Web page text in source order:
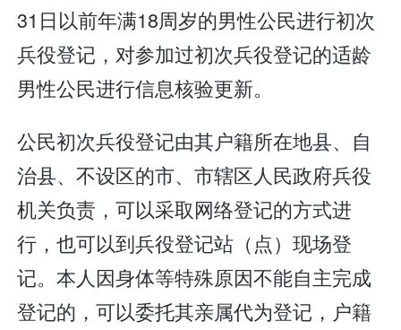
31日以前年满18周岁的男性公民进行初次
兵役登记，对参加过初次兵役登记的适龄
男性公民进行信息核验更新。
公民初次兵役登记由其户籍所在地县、自
治县、不设区的市、市辖区人民政府兵役
机关负责，可以采取网络登记的方式进
行，也可以到兵役登记站（点）现场登
记。本人因身体等特殊原因不能自主完成
登记的，可以委托其亲属代为登记，户籍